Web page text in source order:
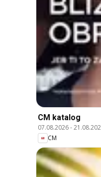
CM katalog
07.08.2026-
CM